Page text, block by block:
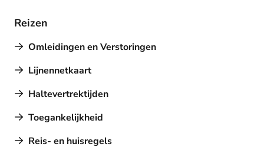
Reizen
Omleidingen en Verstoringen
Lijnennetkaart
Haltevertrektijden
Toegankelijkheid
Reis- en huisregels